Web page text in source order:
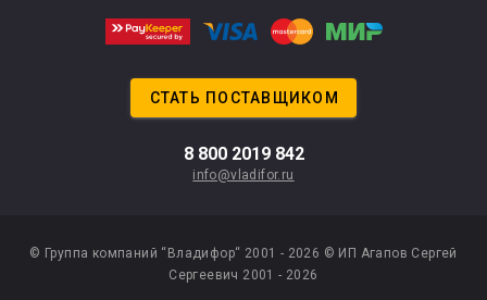
СТАТЬ ПОСТАВЩИКОМ
8 800 2019 842
info@vladifor.ru
© Группа компаний “Владифор“ 2001 - 2026 © ИП Агапов Сергей
Сергеевич 2001 - 2026